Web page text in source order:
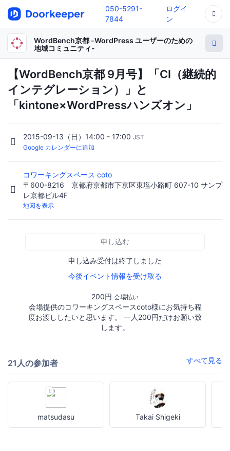
050-5291-
7844
ログイ
ン
WordBench京都 -WordPress ユーザーのための
地域コミュニティ-
【WordBench京都 9月号】「CI（継続的
インテグレーション）」と
「kintone×WordPressハンズオン」
2015-09-13（日）14:00 - 17:00 JST
Google カレンダーに追加
コワーキングスペース coto
〒600-8216 京都府京都市下京区東塩小路町 607-10 サンプ
レ京都ビル4F
地図を表示
申し込む
申し込み受付は終了しました
今後イベント情報を受け取る
200円 会場払い
会場提供のコワーキングスペースcoto様にお気持ち程
度お渡ししたいと思います。 一人200円だけお願い致
します。
21人の参加者 すべて見る
matsudasu Takai Shigeki